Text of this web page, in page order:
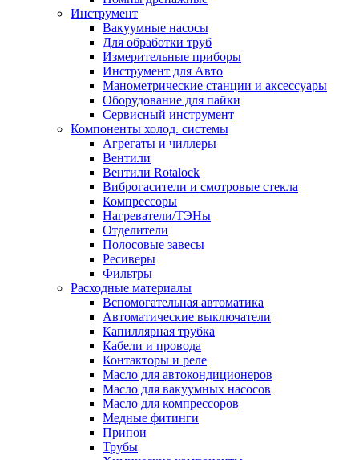
Инструмент
Вакуумные насосы
Для обработки труб
Измерительные приборы
Инструмент для Авто
Манометрические станции и аксессуары
Оборудование для пайки
Сервисный инструмент
Компоненты холод. системы
Агрегаты и чиллеры
Вентили
Вентили Rotalock
Виброгасители и смотровые стекла
Компрессоры
Нагреватели/ТЭНы
Отделители
Полосовые завесы
Ресиверы
Фильтры
Расходные материалы
Вспомогательная автоматика
Автоматические выключатели
Капиллярная трубка
Кабели и провода
Контакторы и реле
Масло для автокондиционеров
Масло для вакуумных насосов
Масло для компрессоров
Медные фитинги
Припои
Трубы